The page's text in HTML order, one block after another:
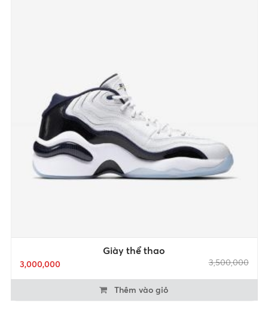
Giày thể thao
3,000,000 3,500,000
Thêm vào giỏ